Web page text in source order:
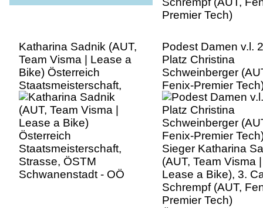
Katharina Sadnik (AUT,
Team Visma | Lease a
Bike) Österreich
Staatsmeisterschaft,
Strasse, ÖSTM
Schwanenstadt - OÖ
Podest Damen v.l.
Platz Christina
Schweinberger
Fenix-Premier
Sieger Katharina
(AUT, Team Visma |
Lease a Bike), 3.
Schrempf (AUT,
Premier Tech)
Österreich
Strasse, ÖSTM
Schwanenstadt -